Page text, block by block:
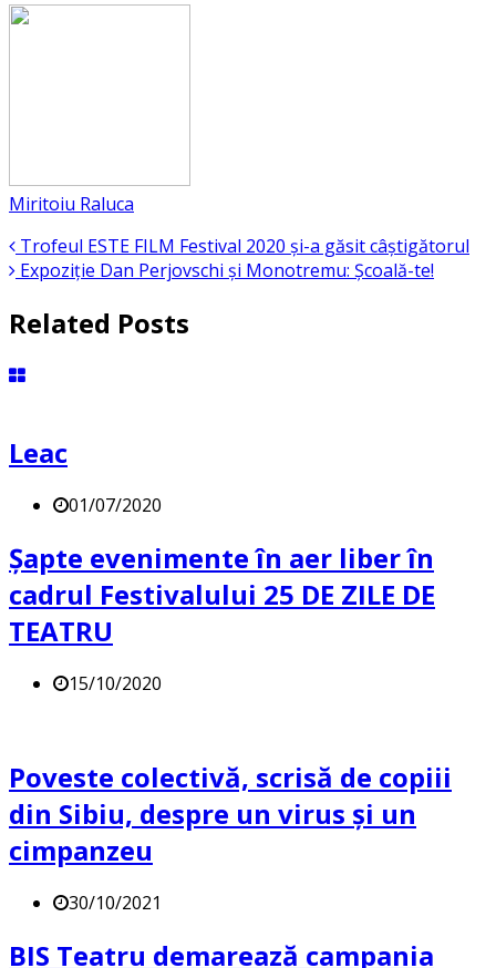
Miritoiu Raluca
Trofeul ESTE FILM Festival 2020 și-a găsit câștigătorul
Expoziție Dan Perjovschi și Monotremu: Școală-te!
Related Posts
Leac
01/07/2020
Șapte evenimente în aer liber în
cadrul Festivalului 25 DE ZILE DE
TEATRU
15/10/2020
Poveste colectivă, scrisă de copiii
din Sibiu, despre un virus și un
cimpanzeu
30/10/2021
BIS Teatru demarează campania